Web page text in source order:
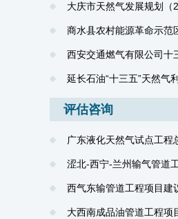
大庆市天然气发展规划（
商水县农村能源革命示范
西安交通燃气有限公司十
延长石油“十三五”天然气
评估咨询
广东液化天然气试点工
涩北-西宁-兰州输气管道
西气东输管道工程项目建
大西南成品油管道工程项